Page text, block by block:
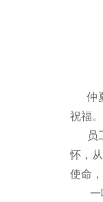
仲
祝福。
员
怀，
使命
一